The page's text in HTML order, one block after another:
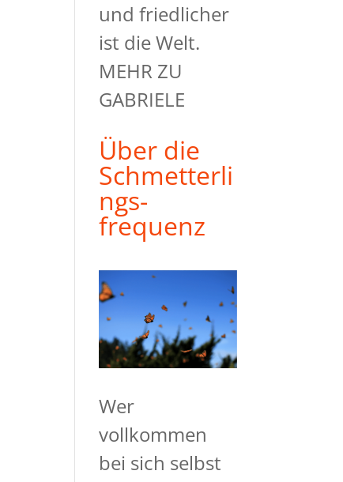
und friedlicher
ist die Welt.
MEHR ZU
GABRIELE
Über die
Schmetterli
ngs-
frequenz
Wer
vollkommen
bei sich selbst